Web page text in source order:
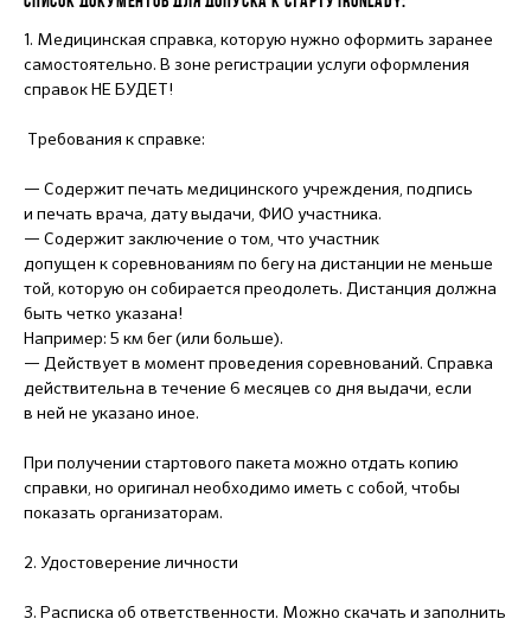
1. Медицинская справка, которую нужно оформить заранее
самостоятельно. В зоне регистрации услуги оформления
справок НЕ БУДЕТ!
Требования к справке:
— Содержит печать медицинского учреждения, подпись
и печать врача, дату выдачи, ФИО участника.
— Содержит заключение о том, что участник
допущен к соревнованиям по бегу на дистанции не меньше
той, которую он собирается преодолеть. Дистанция должна
быть четко указана!
Например: 5 км бег (или больше).
— Действует в момент проведения соревнований. Справка
действительна в течение 6 месяцев со дня выдачи, если
в ней не указано иное.
При получении стартового пакета можно отдать копию
справки, но оригинал необходимо иметь с собой, чтобы
показать организаторам.
2. Удостоверение личности
3. Расписка об ответственности. Можно скачать и заполнить